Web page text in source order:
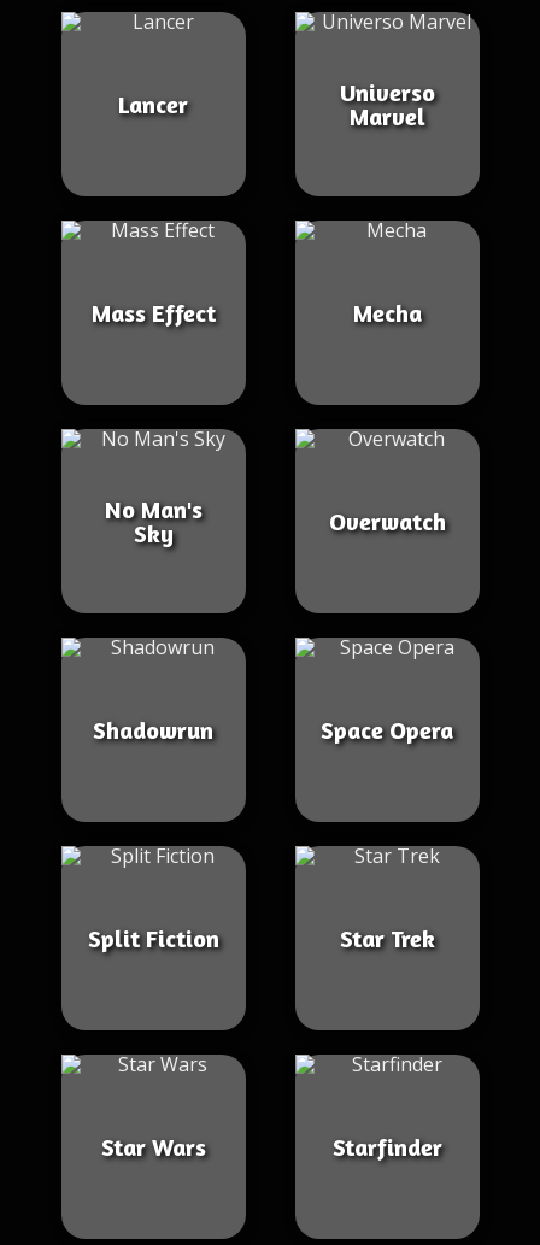
Lancer
Universo
Marvel
Mass Effect Mecha
No Man's
Sky
Overwatch
Shadowrun Space Opera
Split Fiction Star Trek
Star Wars Starfinder